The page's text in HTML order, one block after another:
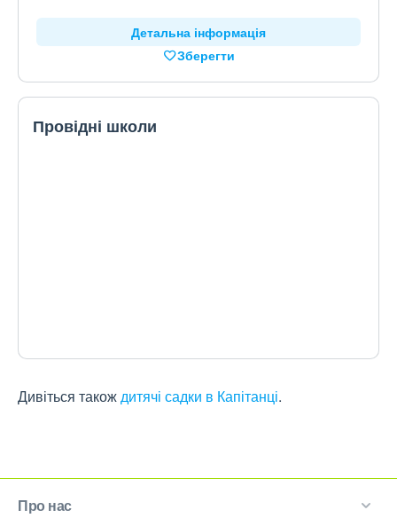
Детальна інформація
Зберегти
Провідні школи
Дивіться такождитячі садки в Капітанці.
Про нас